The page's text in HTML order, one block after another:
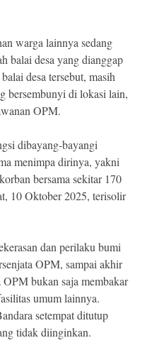
warga lainnya sedang
balai desa yang dianggap
desa tersebut, masih
bersembunyi di lokasi lain,
OPM.
dibayang-bayangi
menimpa dirinya, yakni
bersama sekitar 170
10 Oktober 2025, terisolir
dan perilaku bumi
OPM, sampai akhir
OPM bukan saja membakar
umum lainnya.
setempat ditutup
tidak diinginkan.